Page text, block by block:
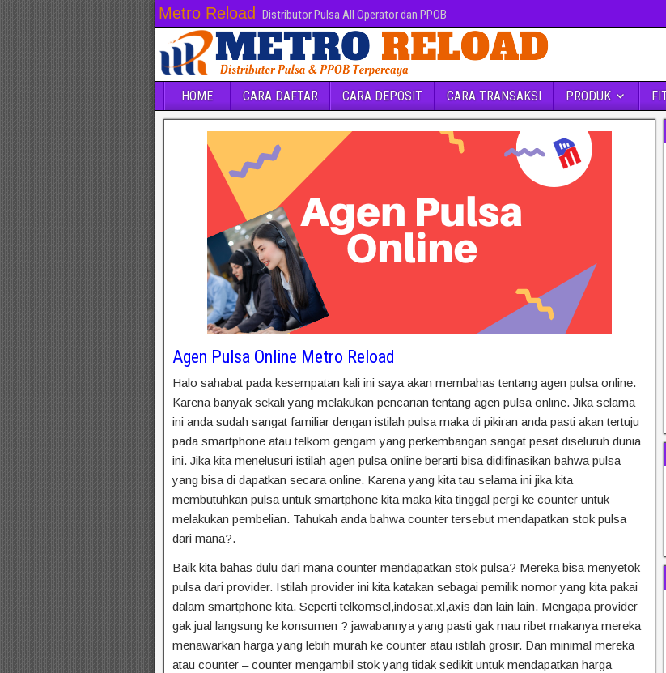
Metro Reload Distributor Pulsa All Operator dan PPOB
HOME CARA DAFTAR CARA DEPOSIT CARA TRANSAKSI PRODUK
Agen Pulsa Online Metro Reload
Halo sahabat pada kesempatan kali ini saya akan membahas tentang agen pulsa online.
Karena banyak sekali yang melakukan pencarian tentang agen pulsa online. Jika selama
ini anda sudah sangat familiar dengan istilah pulsa maka di pikiran anda pasti akan tertuju
pada smartphone atau telkom gengam yang perkembangan sangat pesat diseluruh dunia
ini. Jika kita menelusuri istilah agen pulsa online berarti bisa didifinasikan bahwa pulsa
yang bisa di dapatkan secara online. Karena yang kita tau selama ini jika kita
membutuhkan pulsa untuk smartphone kita maka kita tinggal pergi ke counter untuk
melakukan pembelian. Tahukah anda bahwa counter tersebut mendapatkan stok pulsa
dari mana?.
Baik kita bahas dulu dari mana counter mendapatkan stok pulsa? Mereka bisa menyetok
pulsa dari provider. Istilah provider ini kita katakan sebagai pemilik nomor yang kita pakai
dalam smartphone kita. Seperti telkomsel,indosat,xl,axis dan lain lain. Mengapa provider
gak jual langsung ke konsumen ? jawabannya yang pasti gak mau ribet makanya mereka
menawarkan harga yang lebih murah ke counter atau istilah grosir. Dan minimal mereka
atau counter – counter mengambil stok yang tidak sedikit untuk mendapatkan harga